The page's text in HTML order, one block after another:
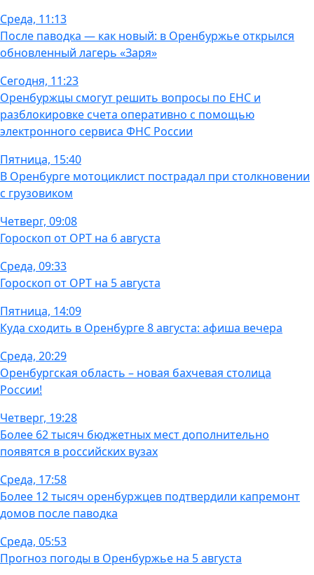
Среда, 11:13
После паводка — как новый: в Оренбуржье открылся
обновленный лагерь «Заря»
Сегодня, 11:23
Оренбуржцы смогут решить вопросы по ЕНС и
разблокировке счета оперативно с помощью
электронного сервиса ФНС России
Пятница, 15:40
В Оренбурге мотоциклист пострадал при столкновении
с грузовиком
Четверг, 09:08
Гороскоп от ОРТ на 6 августа
Среда, 09:33
Гороскоп от ОРТ на 5 августа
Пятница, 14:09
Куда сходить в Оренбурге 8 августа: афиша вечера
Среда, 20:29
Оренбургская область – новая бахчевая столица
России!
Четверг, 19:28
Более 62 тысяч бюджетных мест дополнительно
появятся в российских вузах
Среда, 17:58
Более 12 тысяч оренбуржцев подтвердили капремонт
домов после паводка
Среда, 05:53
Прогноз погоды в Оренбуржье на 5 августа